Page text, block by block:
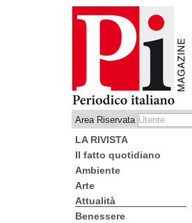
Area Riservata
LA RIVISTA
Il fatto quotidiano
Ambiente
Arte
Attualità
Benessere